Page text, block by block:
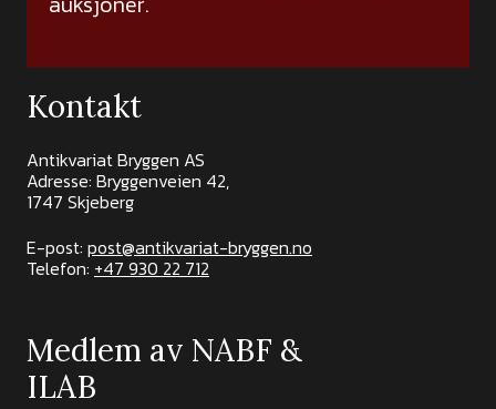
Kontakt
Antikvariat Bryggen AS
Adresse: Bryggenveien 42,
1747 Skjeberg
E-post: post@antikvariat-bryggen.no
Telefon: +47 930 22 712
Medlem av NABF &
ILAB